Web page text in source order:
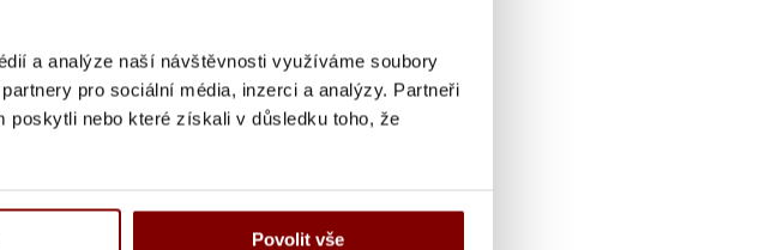
a analýze naší návštěvnosti využíváme soubory
pro sociální média, inzerci a analýzy. Partneři
poskytli nebo které získali v důsledku toho, že
Povolit vše